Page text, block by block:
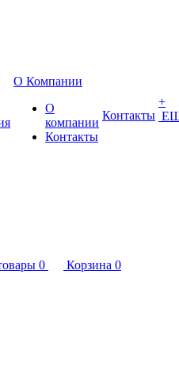
О Компании
О
компании
Контакты
Контакты
+
0 Корзина 0